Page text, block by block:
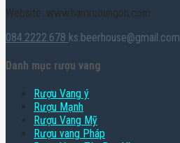
Website: www.hamruoungon.com
084.2222.678 ks.beerhouse@gmail.com
Danh mục rượu vang
Rượu Vang ý
Rượu Mạnh
Rượu Vang Mỹ
Rượu vang Pháp